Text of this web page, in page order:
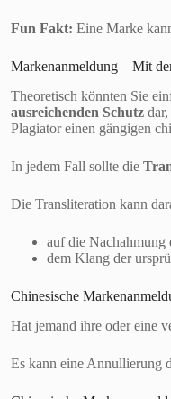
Fun Fakt: Eine Marke
Markenanmeldung – Mit
Theoretisch könnten Sie
ausreichenden Schutz
Plagiator einen gängigen
In jedem Fall sollte die
Die Transliteration kann
auf die Nachahmung
dem Klang der
Chinesische
Hat jemand ihre oder eine
Es kann eine Annullierung